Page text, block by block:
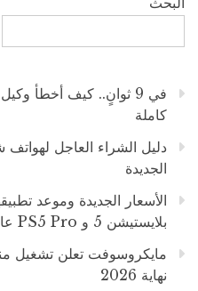
في 9 ثوانٍ.. كيف أخطأ
كاملة
دليل الشراء العاجل لهواتف
الجديدة
الأسعار الجديدة وموعد
بلايستيشن 5 و PS5 Pro عالميًا
مايكروسوفت تعلن تشغيل
نهاية 2026